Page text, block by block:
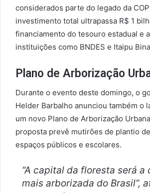
considerados parte do legado da
investimento total ultrapassa R$ 1
financiamento do tesouro estadual e
instituições como BNDES e Itaipu
Plano de Arborização
Durante o evento deste domingo, o
Helder Barbalho anunciou também o
um novo Plano de Arborização
proposta prevê mutirões de plantio
espaços públicos e escolares.
“A capital da floresta será a
mais arborizada do Brasil”,